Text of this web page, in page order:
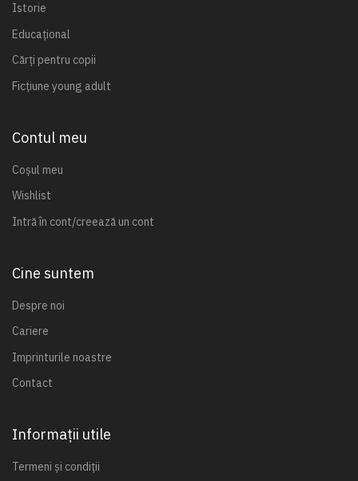
Istorie
Educațional
Cărți pentru copii
Ficțiune young adult
Contul meu
Coșul meu
Wishlist
Intră în cont/creează un cont
Cine suntem
Despre noi
Cariere
Imprinturile noastre
Contact
Informații utile
Termeni și condiții